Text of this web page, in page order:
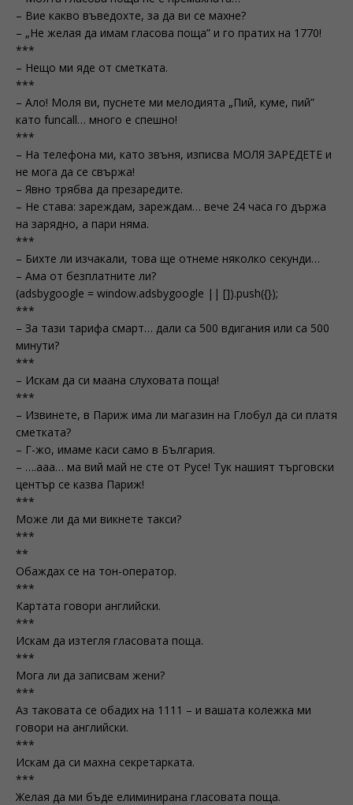
– Вие какво въведохте, за да ви се махне?
– „Не желая да имам гласова поща” и го пратих на 1770!
***
– Нещо ми яде от сметката.
***
– Ало! Моля ви, пуснете ми мелодията „Пий, куме, пий”
като funcall… много е спешно!
***
– На телефона ми, като звъня, изписва МОЛЯ ЗАРЕДЕТЕ и
не мога да се свържа!
– Явно трябва да презаредите.
– Не става: зареждам, зареждам… вече 24 часа го държа
на зарядно, а пари няма.
***
– Бихте ли изчакали, това ще отнеме няколко секунди…
– Ама от безплатните ли?
(adsbygoogle = window.adsbygoogle || []).push({});
***
– За тази тарифа смарт… дали са 500 вдигания или са 500
минути?
***
– Искам да си маана слуховата поща!
***
– Извинете, в Париж има ли магазин на Глобул да си платя
сметката?
– Г-жо, имаме каси само в България.
– ….ааа… ма вий май не сте от Русе! Тук нашият търговски
център се казва Париж!
***
Може ли да ми викнете такси?
***
**
Обаждах се на тон-оператор.
***
Картата говори английски.
***
Искам да изтегля гласовата поща.
***
Мога ли да записвам жени?
***
Аз таковата се обадих на 1111 – и вашата колежка ми
говори на английски.
***
Искам да си махна секретарката.
***
Желая да ми бъде елиминирана гласовата поща.